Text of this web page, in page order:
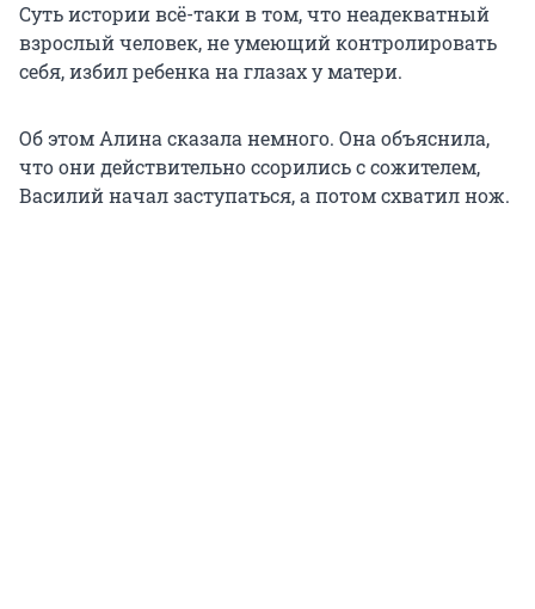
Суть истории всё-таки в том, что неадекватный
взрослый человек, не умеющий контролировать
себя, избил ребенка на глазах у матери.
Об этом Алина сказала немного. Она объяснила,
что они действительно ссорились с сожителем,
Василий начал заступаться, а потом схватил нож.